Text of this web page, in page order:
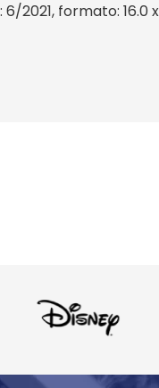
2021, formato: